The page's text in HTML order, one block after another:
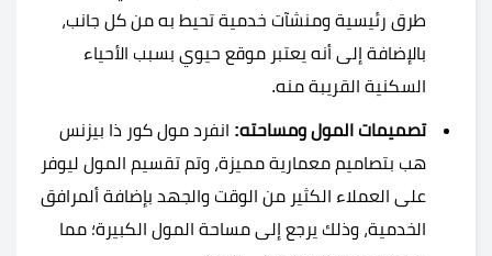
طرق رئيسية ومنشآت خدمية تحيط به من كل جانب،
بالإضافة إلى أنه يعتبر موقع حيوي بسبب الأحياء
السكنية القريبة منه.
تصميمات المول ومساحته: انفرد مول كور ذا بيزنس
هب بتصاميم معمارية مميزة، وتم تقسيم المول ليوفر
على العملاء الكثير من الوقت والجهد بإضافة ألمرافق
الخدمية، وذلك يرجع إلى مساحة المول الكبيرة؛ مما